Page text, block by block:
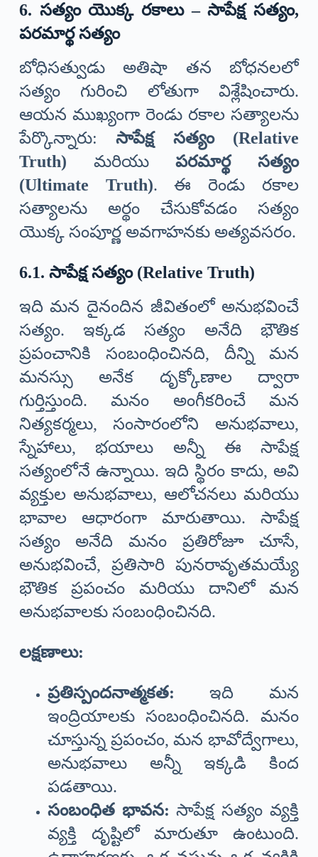
6. సత్యం యొక్క రకాలు – సాపేక్ష సత్యం,
పరమార్థ సత్యం
బోధిసత్వుడు అతిషా తన బోధనలలో
సత్యం గురించి లోతుగా విశ్లేషించారు.
ఆయన ముఖ్యంగా రెండు రకాల సత్యాలను
పేర్కొన్నారు:సాపేక్ష సత్యం (Relative
Truth) మరియుపరమార్థ సత్యం
(Ultimate Truth). ఈ రెండు రకాల
సత్యాలను అర్థం చేసుకోవడం సత్యం
యొక్క సంపూర్ణ అవగాహనకు అత్యవసరం.
6.1. సాపేక్ష సత్యం (Relative Truth)
ఇది మన దైనందిన జీవితంలో అనుభవించే
సత్యం. ఇక్కడ సత్యం అనేది భౌతిక
ప్రపంచానికి సంబంధించినది, దీన్ని మన
మనస్సు అనేక దృక్కోణాల ద్వారా
గుర్తిస్తుంది. మనం అంగీకరించే మన
నిత్యకర్మలు, సంసారంలోని అనుభవాలు,
స్నేహాలు, భయాలు అన్నీ ఈ సాపేక్ష
సత్యంలోనే ఉన్నాయి. ఇది స్థిరం కాదు, అవి
వ్యక్తుల అనుభవాలు, ఆలోచనలు మరియు
భావాల ఆధారంగా మారుతాయి. సాపేక్ష
సత్యం అనేది మనం ప్రతిరోజూ చూసే,
అనుభవించే, ప్రతిసారి పునరావృతమయ్యే
భౌతిక ప్రపంచం మరియు దానిలో మన
అనుభవాలకు సంబంధించినది.
లక్షణాలు:
ప్రతిస్పందనాత్మకత: ఇది మన
ఇంద్రియాలకు సంబంధించినది. మనం
చూస్తున్న ప్రపంచం, మన భావోద్వేగాలు,
అనుభవాలు అన్నీ ఇక్కడి కింద
పడతాయి.
సంబంధిత భావన: సాపేక్ష సత్యం వ్యక్తి
వ్యక్తి దృష్టిలో మారుతూ ఉంటుంది.